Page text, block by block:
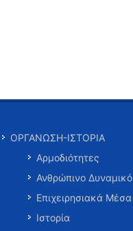
ΟΡΓΑΝΩΣΗ-ΙΣΤΟΡΙΑ
Αρμοδιότητες
Ανθρώπινο Δυναμικό
Επιχειρησιακά Μέσα
Ιστορία